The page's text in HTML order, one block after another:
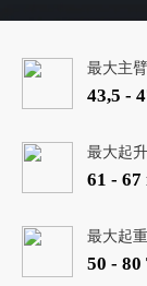
最大主
43,5 -
最大起
61 - 67
最大起
50 - 80